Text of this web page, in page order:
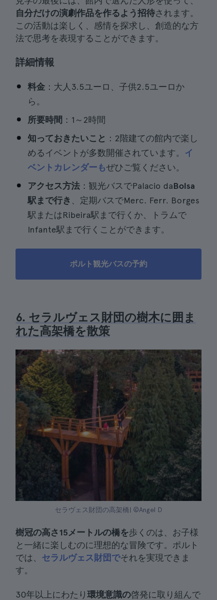
自分だけの演劇作品を作るよう招待されます。
この活動は楽しく、感情を探求し、創造的な方
法で思考を表現することができます。
詳細情報
料金 ：大人3.5ユーロ、子供2.5ユーロか
ら。
所要時間 ：1～2時間
知っておきたいこと ：2階建ての館内で楽し
めるイベントが多数開催されています。 イ
ベントカレンダーもぜひご覧ください。
アクセス方法 ：観光バスでPalacio daBolsa
駅まで行き
、定期バスでMerc. Ferr. Borges
駅またはRibeira駅まで行くか、トラムで
Infante駅まで行くことができます。
ポルト観光バスの予約
6. セラルヴェス財団の樹木に囲ま
れた高架橋を散策
セラヴェス財団の高架橋| ©Angel D
樹冠の高さ15メートルの橋を歩くのは、お子様
と一緒に楽しむのに理想的な冒険です。ポルト
では、 セラルヴェス財団でそれを実現できま
す。
30年以上にわたり環境意識の啓発に取り組んで